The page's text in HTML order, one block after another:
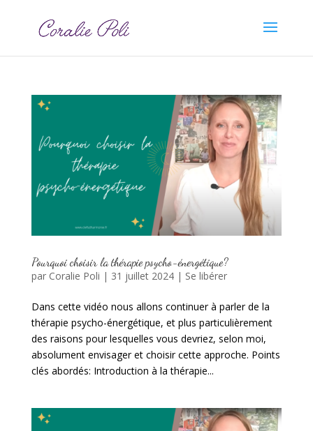
Pourquoi choisir la thérapie psycho-énergétique?
par Coralie Poli | 31 juillet 2024| Se libérer
Dans cette vidéo nous allons continuer à parler de la
thérapie psycho-énergétique, et plus particulièrement
des raisons pour lesquelles vous devriez, selon moi,
absolument envisager et choisir cette approche. Points
clés abordés: Introduction à la thérapie...